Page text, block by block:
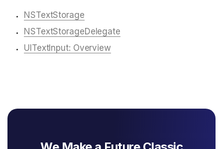
NSTextStorage
NSTextStorageDelegate
UITextInput: Overview